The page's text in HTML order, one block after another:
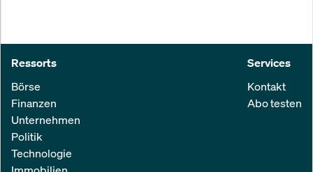
Ressorts
Börse
Finanzen
Unternehmen
Politik
Technologie
Services
Kontakt
Abo testen